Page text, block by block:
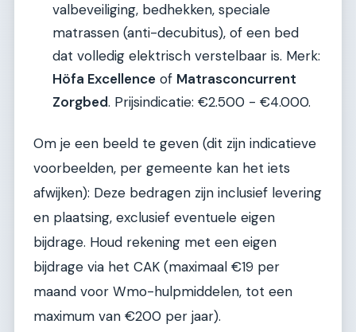
valbeveiliging, bedhekken, speciale
matrassen (anti-decubitus), of een bed
dat volledig elektrisch verstelbaar is. Merk:
Höfa Excellence of Matrasconcurrent
Zorgbed. Prijsindicatie: €2.500 - €4.000.
Om je een beeld te geven (dit zijn indicatieve
voorbeelden, per gemeente kan het iets
afwijken): Deze bedragen zijn inclusief levering
en plaatsing, exclusief eventuele eigen
bijdrage. Houd rekening met een eigen
bijdrage via het CAK (maximaal €19 per
maand voor Wmo-hulpmiddelen, tot een
maximum van €200 per jaar).